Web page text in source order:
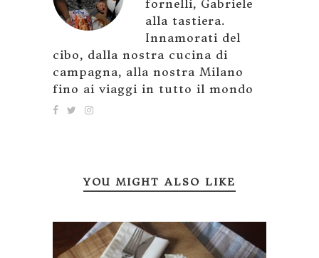
fornelli, Gabriele
alla tastiera.
Innamorati del
cibo, dalla nostra cucina di
campagna, alla nostra Milano
fino ai viaggi in tutto il mondo
YOU MIGHT ALSO LIKE